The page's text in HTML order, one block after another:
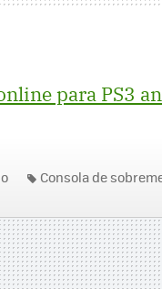
para PS3
Consola de